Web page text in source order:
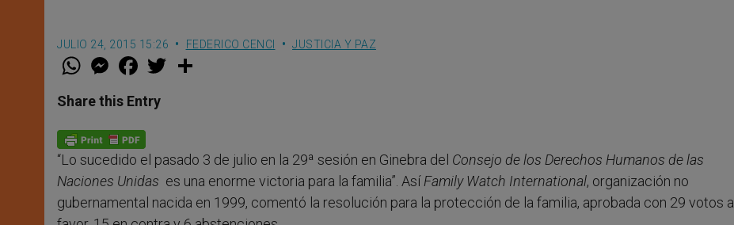
JULIO 24, 2015 15:26 FEDERICO CENCI JUSTICIA Y PAZ
W
t
s
p
p
M
e
s
e
g
e
r
F
a
e
b
o
k
w
Share this Entry
“Lo sucedido el pasado 3 de julio en la 29ª sesión en Ginebra del Consejo de los Derechos Humanos de las
Naciones Unidas es una enorme victoria para la familia”. AsíFamily Watch International, organización no
gubernamental nacida en 1999, comentó la resolución para la protección de la familia, aprobada con 29 votos a